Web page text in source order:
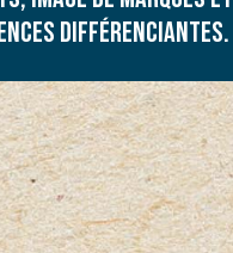
DIFFÉRENCIANTES.